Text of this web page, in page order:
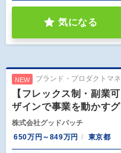
気になる
NEW ブランド・プロダクトマ
【フレックス制・副業
ザインで事業を動かす
株式会社グッドパッチ
650万円～849万円
東京都